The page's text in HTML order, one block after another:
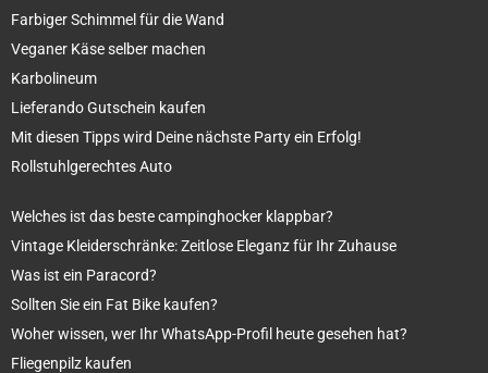
Farbiger Schimmel für die Wand
Veganer Käse selber machen
Karbolineum
Lieferando Gutschein kaufen
Mit diesen Tipps wird Deine nächste Party ein Erfolg!
Rollstuhlgerechtes Auto
Welches ist das beste campinghocker klappbar?
Vintage Kleiderschränke: Zeitlose Eleganz für Ihr Zuhause
Was ist ein Paracord?
Sollten Sie ein Fat Bike kaufen?
Woher wissen, wer Ihr WhatsApp-Profil heute gesehen hat?
Fliegenpilz kaufen